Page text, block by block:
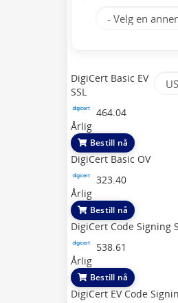
DigiCert Basic EV
SSL
464.04
Årlig
Bestill nå
DigiCert Basic OV
323.40
Årlig
Bestill nå
DigiCert Code Signing
538.61
Årlig
Bestill nå
DigiCert EV Code